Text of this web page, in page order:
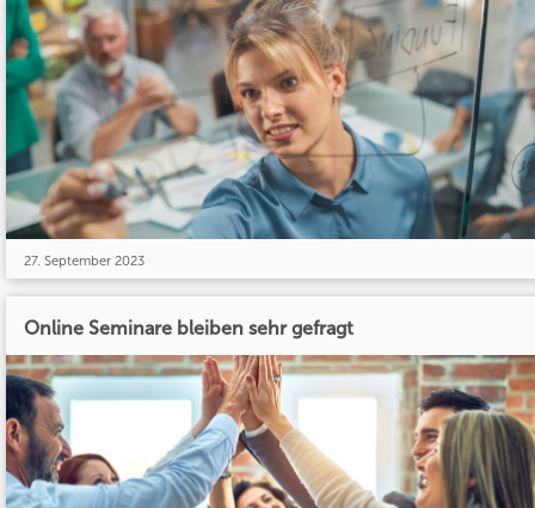
27. September 2023
Online Seminare bleiben sehr gefragt